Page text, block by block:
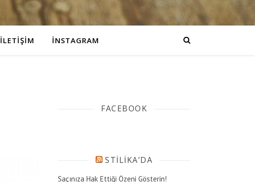
İLETIŞIM İNSTAGRAM
FACEBOOK
STILIKA’DA
Saçınıza Hak Ettiği Özeni Gösterin!